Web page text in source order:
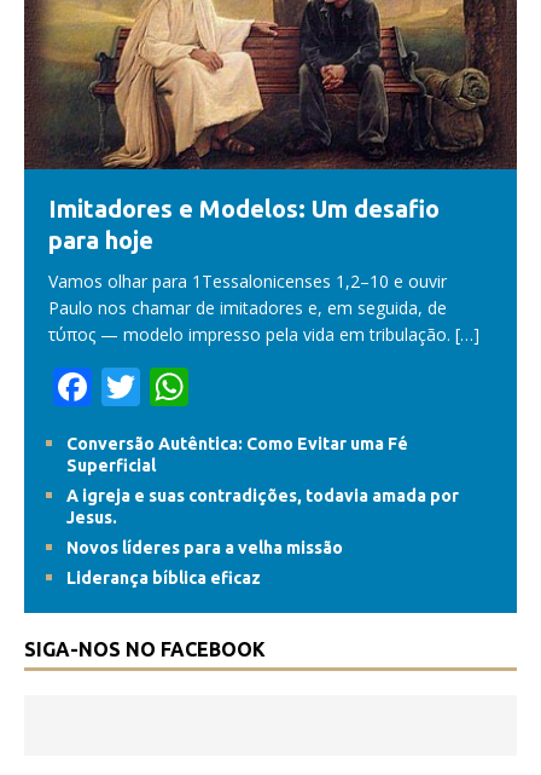
Imitadores e Modelos: Um desafio
para hoje
Vamos olhar para 1Tessalonicenses 1,2–10 e ouvir
Paulo nos chamar de imitadores e, em seguida, de
τύπος — modelo impresso pela vida em tribulação. […]
F
e
b
o
o
k
T
w
itt
er
h
at
s
A
p
p
Conversão Autêntica: Como Evitar uma Fé
Superficial
A igreja e suas contradições, todavia amada por
Jesus.
Novos líderes para a velha missão
Liderança bíblica eficaz
SIGA-NOS NO FACEBOOK